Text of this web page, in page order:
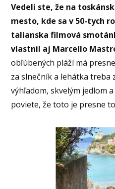
Vedeli ste, že na
mesto, kde sa v 50-tych
talianska filmová
vlastnil aj Marcello
obľúbených pláží má
za slnečník a lehátka treba
výhľadom, skvelým jedlom
poviete, že toto je presne